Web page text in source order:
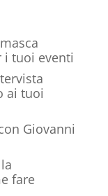
i tuoi eventi
ai tuoi
Giovanni
fare